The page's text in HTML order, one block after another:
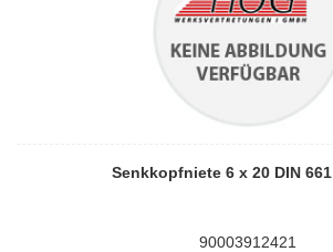
Senkkopfniete 6 x 20 DIN
90003912421